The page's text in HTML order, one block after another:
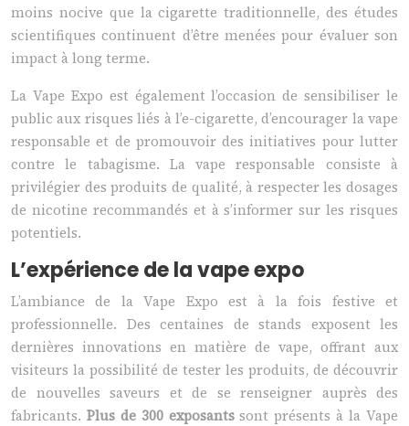
moins nocive que la cigarette traditionnelle, des études
scientifiques continuent d’être menées pour évaluer son
impact à long terme.
La Vape Expo est également l’occasion de sensibiliser le
public aux risques liés à l’e-cigarette, d’encourager la vape
responsable et de promouvoir des initiatives pour lutter
contre le tabagisme. La vape responsable consiste à
privilégier des produits de qualité, à respecter les dosages
de nicotine recommandés et à s’informer sur les risques
potentiels.
L’expérience de la vape expo
L’ambiance de la Vape Expo est à la fois festive et
professionnelle. Des centaines de stands exposent les
dernières innovations en matière de vape, offrant aux
visiteurs la possibilité de tester les produits, de découvrir
de nouvelles saveurs et de se renseigner auprès des
fabricants. Plus de 300 exposantssont présents à la Vape